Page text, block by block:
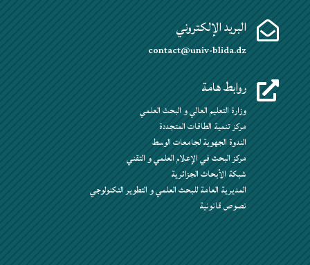
 البريد الإلكتروني
contact@univ-blida.dz
 روابط هامة
وزارة التعليم العالي و البحث العلمي
مركز تنمية الطاقات المتجددة
الندوة الجهوية لجامعات الوسط
مركز البحث في الإعلام العلمي و التقني
شبكة الأبحاث الجزائرية
المديرية العامة للبحث العلمي و التطوير التكنولوجي
نصوص قانونية